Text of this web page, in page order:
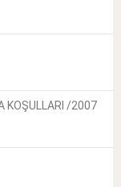
KOŞULLARI /2007